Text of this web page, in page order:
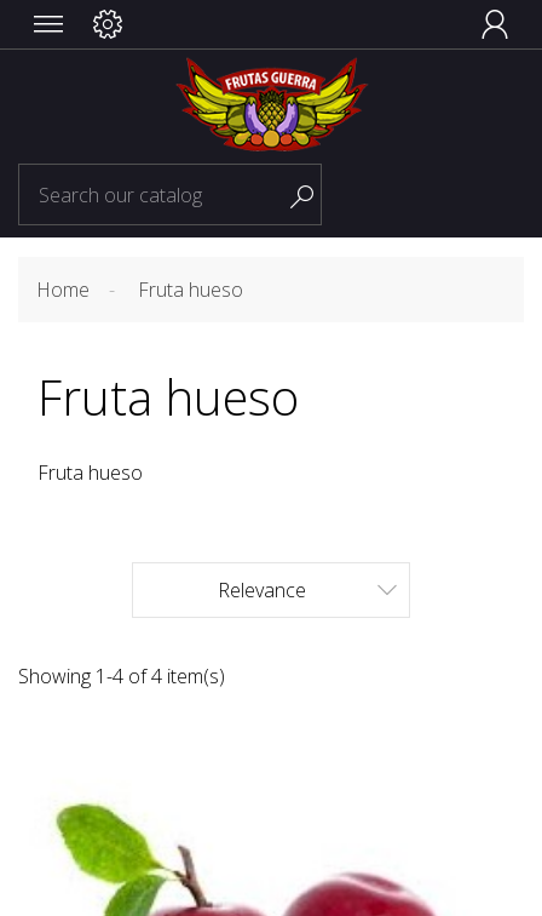


Home Fruta hueso
Fruta hueso
Fruta hueso
Relevance 
Showing 1-4 of 4 item(s)